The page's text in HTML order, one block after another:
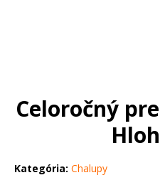
Celoročný
Kategória: Chalupy